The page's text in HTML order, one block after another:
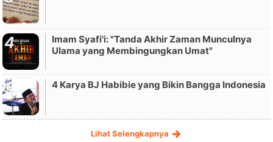
Imam Syafi'i: "Tanda Akhir Zaman Munculnya
Ulama yang Membingungkan Umat"
4 Karya BJ Habibie yang Bikin Bangga Indonesia
Lihat Selengkapnya